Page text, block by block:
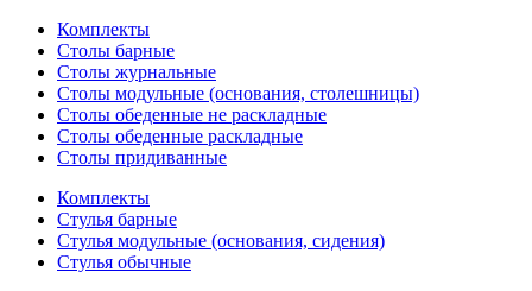
Комплекты
Столы барные
Столы журнальные
Столы модульные (основания, столешницы)
Столы обеденные не раскладные
Столы обеденные раскладные
Столы придиванные
Комплекты
Стулья барные
Стулья модульные (основания, сидения)
Стулья обычные